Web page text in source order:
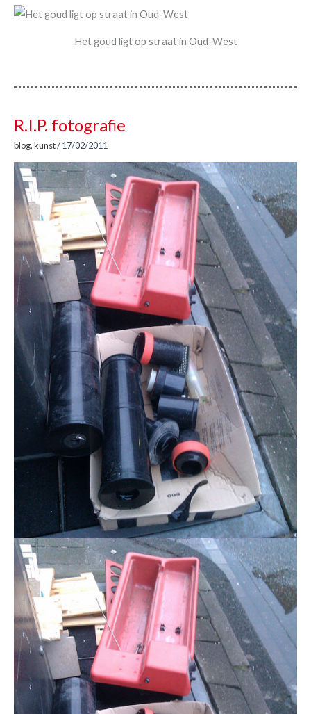
Het goud ligt op straat in Oud-West
R.I.P. fotografie
blog,kunst/17/02/2011